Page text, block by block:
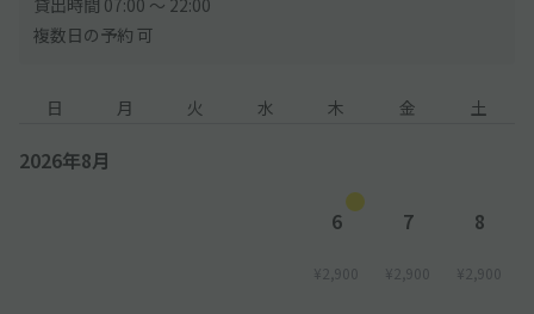
※万が一利用時間を超えて駐車をしてしまった場合、現地料金に
従い現地にて別途、料金をお支払いください。
円、営業時間外1,000円
注意：現地料金が変更になっている場合もございます。現地請
求額に従ってお支払いください。
●到着後、現地スタッフへアキッパで予約している旨を伝え、予
き場合、現地にて別途お支払が発生します。
複数日の予約 可
日 月 火 水 木 金 土
2026年8月
6
¥2,900
7
¥2,900
8
¥2,900